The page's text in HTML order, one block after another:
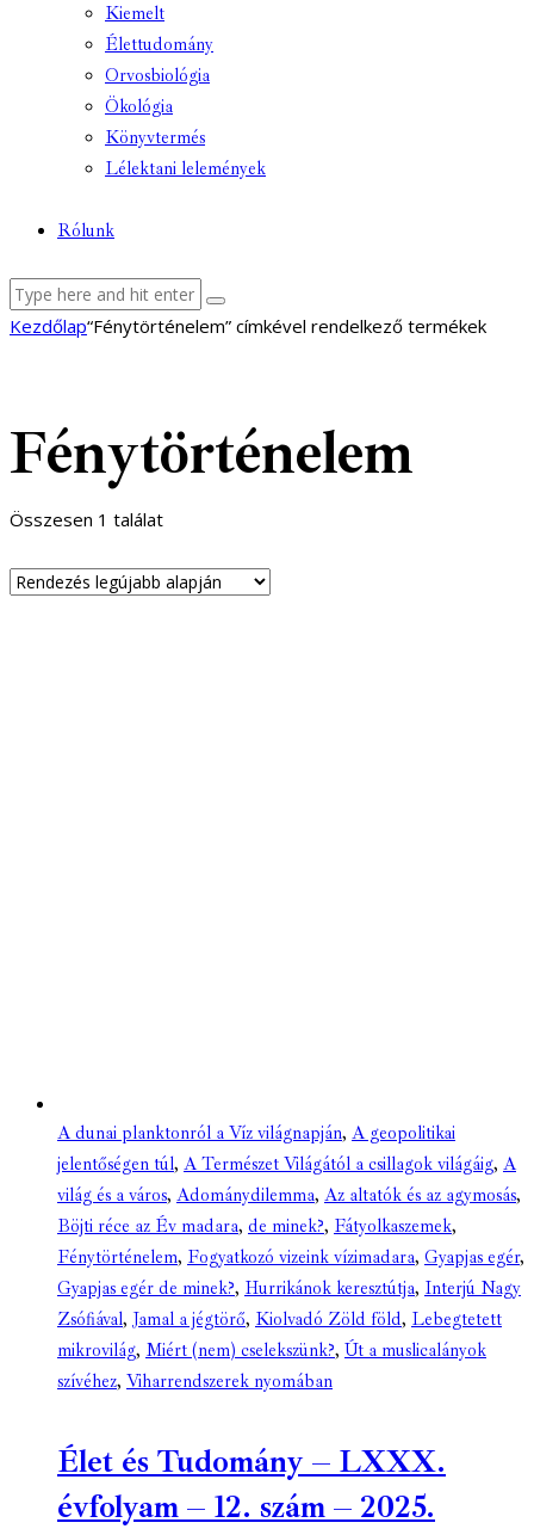
Kiemelt
Élettudomány
Orvosbiológia
Ökológia
Könyvtermés
Lélektani lelemények
Rólunk
facebook-
youtube-
email
Kezdőlap“Fénytörténelem” címkével rendelkező termékek
Fénytörténelem
Összesen 1 találat
A dunai planktonról a Víz világnapján, A geopolitikai
jelentőségen túl, A Természet Világától a csillagok világáig, A
világ és a város, Adománydilemma, Az altatók és az agymosás,
Böjti réce az Év madara, de minek?, Fátyolkaszemek,
Fénytörténelem, Fogyatkozó vizeink vízimadara, Gyapjas egér,
Gyapjas egér de minek?, Hurrikánok keresztútja, Interjú Nagy
Zsófiával, Jamal a jégtörő, Kiolvadó Zöld föld, Lebegtetett
mikrovilág, Miért (nem) cselekszünk?, Út a muslicalányok
szívéhez, Viharrendszerek nyomában
Élet és Tudomány – LXXX.
évfolyam – 12. szám – 2025.